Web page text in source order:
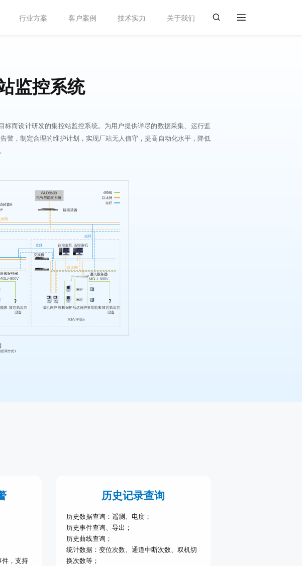
行业方案 客户案例 技术实力 关于我们
监控系统
而设计研发的集控站监控系统。为用户提供详尽的数据采集、运行监
警，制定合理的维护计划，实现厂站无人值守，提高自动化水平，降低
件，支持
历史记录查询
历史数据查询：遥测、电度；
历史事件查询、导出；
历史曲线查询；
统计数据：变位次数、通道中断次数、双机切
换次数等；